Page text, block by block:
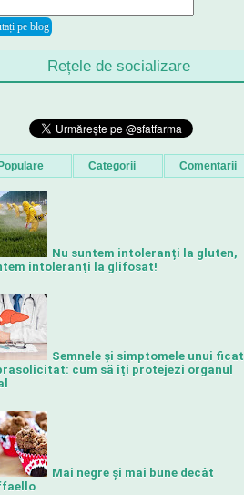
Rețele de socializare
Populare Categorii Comentarii
Nu suntem intoleranți la gluten,
intoleranți la glifosat!
Semnele și simptomele unui ficat
cum să îți protejezi organul
Mai negre și mai bune decât